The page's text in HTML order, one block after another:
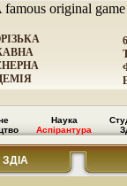
famous original
Наука
Аспірантура
ЗДІА